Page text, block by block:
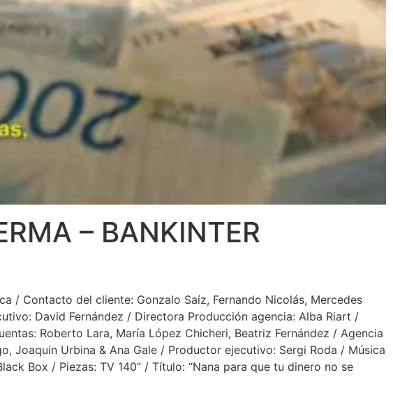
– BANKINTER
/ Contacto del cliente: Gonzalo Saíz, Fernando Nicolás, Mercedes
David Fernández / Directora Producción agencia: Alba Riart /
Roberto Lara, María López Chicheri, Beatriz Fernández / Agencia
Joaquin Urbina & Ana Gale / Productor ejecutivo: Sergi Roda / Música
Box / Piezas: TV 140” / Título: “Nana para que tu dinero no se